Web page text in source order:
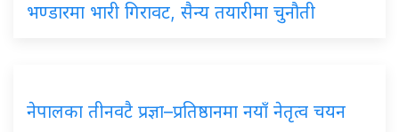
भण्डारमा भारी गिरावट, सैन्य तयारीमा चुनौती
नेपालका तीनवटै प्रज्ञा–प्रतिष्ठानमा नयाँ नेतृत्व चयन